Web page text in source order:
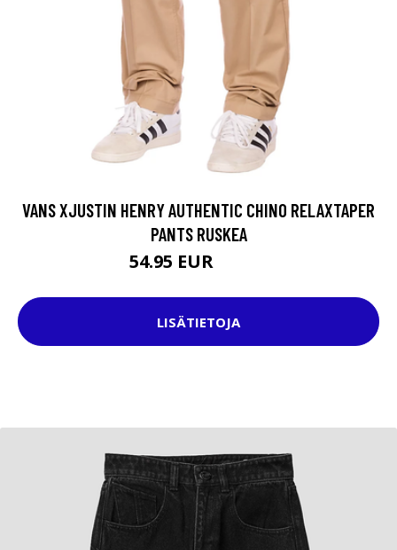
VANS XJUSTIN HENRY AUTHENTIC CHINO RELAXTAPER
PANTS RUSKEA
54.95 EUR
LISÄTIETOJA